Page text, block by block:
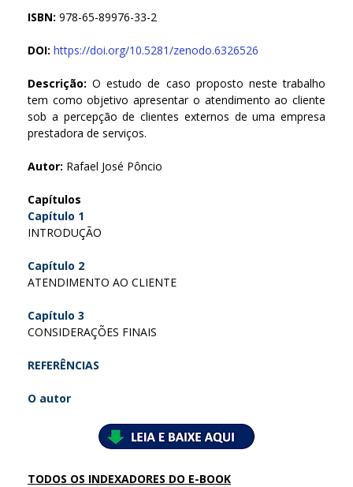
ISBN: 978-65-89976-33-2
DOI: https://doi.org/10.5281/zenodo.6326526
Descrição:O estudo de caso proposto neste trabalho
tem como objetivo apresentar o atendimento ao cliente
sob a percepção de clientes externos de uma empresa
prestadora de serviços.
Autor: Rafael José Pôncio
Capítulos
Capítulo 1
INTRODUÇÃO
Capítulo 2
ATENDIMENTO AO CLIENTE
Capítulo 3
CONSIDERAÇÕES FINAIS
REFERÊNCIAS
O autor
TODOS OS INDEXADORES DO E-BOOK